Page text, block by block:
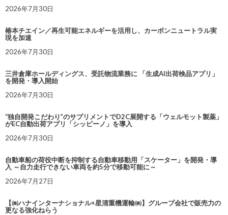
2026年7月30日
椿本チエイン／再生可能エネルギーを活用し、カーボンニュートラル実
現を加速
2026年7月30日
三井倉庫ホールディングス、受託物流業務に 「生成AI出荷検品アプリ」
を開発・導入開始
2026年7月30日
“独自開発こだわり”のサプリメントでD2C展開する「ウェルモット製薬」
がEC自動出荷アプリ「シッピーノ」を導入
2026年7月30日
自動車船の荷役中断を抑制する自動車移動用「スケーター」を開発・導
入 ～自力走行できない車両を約5分で移動可能に～
2026年7月27日
【㈱ハナインターナショナル×星清重機運輸㈱】グループ会社で販売力の
更なる強化ねらう